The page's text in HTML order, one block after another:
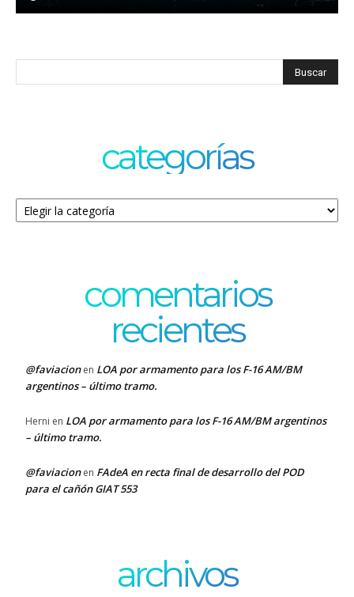
categorías
Categorías
comentarios
recientes
@faviacionen LOA por armamento para los F-16 AM/BM
argentinos – último tramo.
Herni en LOA por armamento para los F-16 AM/BM argentinos
– último tramo.
@faviacionen FAdeA en recta final de desarrollo del POD
para el cañón GIAT 553
archivos